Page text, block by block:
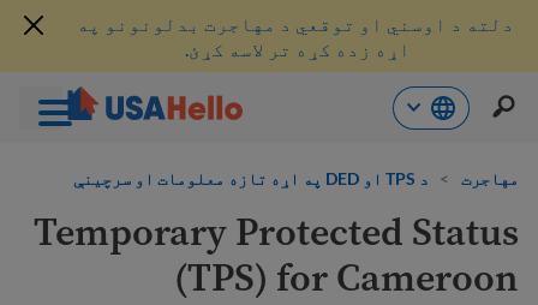
ته
شئ
دلته د اوسني او توقعي د مهاجرت بدلونونو په
اړه زده کړه تر لاسه کړئ.
مهاجرت > د TPS او DED په اړه تازه معلومات او سرچینې
Temporary Protected Status
(TPS) for Cameroon